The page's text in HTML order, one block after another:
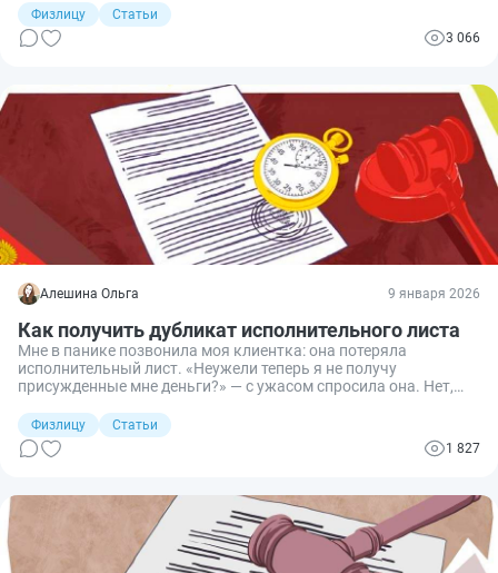
случаях и как можно вернуть исполнительский сбор.
Разбираемся вместе.
Физлицу
Статьи
3 066
Алешина Ольга 9 января 2026
Как получить дубликат исполнительного листа
Мне в панике позвонила моя клиентка: она потеряла
исполнительный лист. «Неужели теперь я не получу
присужденные мне деньги?» — с ужасом спросила она. Нет,
дубликат потерянного исполнительного листа. Объясняю, как
это сделать и куда обращаться.
Физлицу
Статьи
1 827